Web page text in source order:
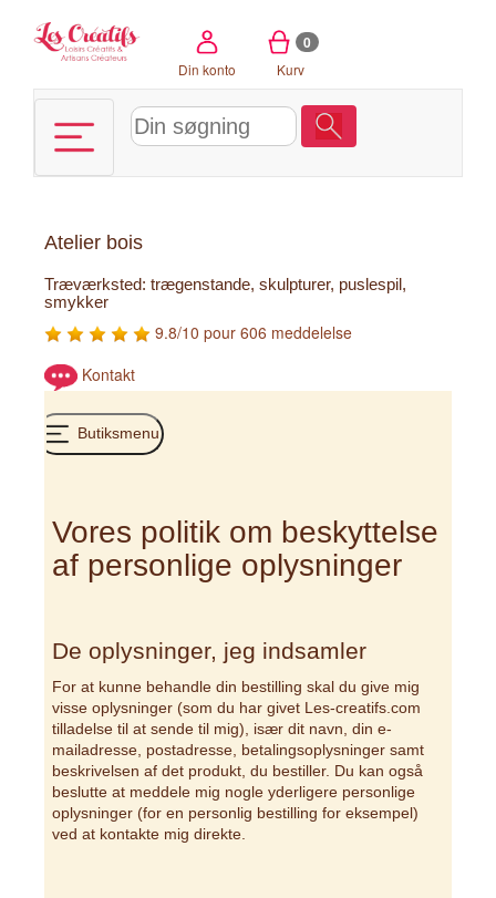
Din konto
0
Kurv
Atelier bois
Træværksted: trægenstande, skulpturer, puslespil,
smykker
9.8/10 pour 606 meddelelse
Kontakt
Butiksmenu
Vores politik om beskyttelse
af personlige oplysninger
De oplysninger, jeg indsamler
For at kunne behandle din bestilling skal du give mig
visse oplysninger (som du har givet Les-creatifs.com
tilladelse til at sende til mig), især dit navn, din e-
mailadresse, postadresse, betalingsoplysninger samt
beskrivelsen af det produkt, du bestiller. Du kan også
beslutte at meddele mig nogle yderligere personlige
oplysninger (for en personlig bestilling for eksempel)
ved at kontakte mig direkte.